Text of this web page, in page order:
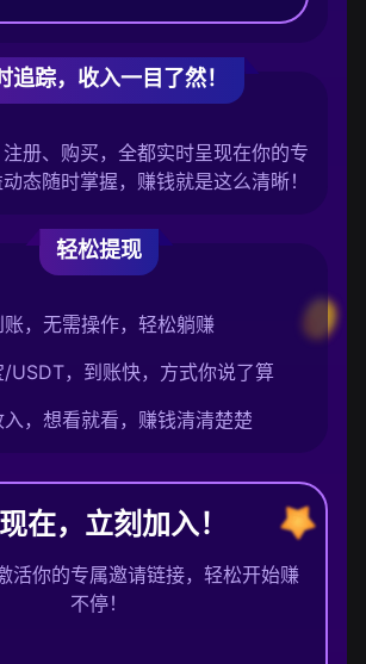
追踪，收入一目了然！
册、购买，全都实时呈现在你的专
态随时掌握，赚钱就是这么清晰！
轻松提现
，无需操作，轻松躺赚
/USDT，到账快，方式你说了算
，想看就看，赚钱清清楚楚
在，立刻加入！
活你的专属邀请链接，轻松开始赚
不停！